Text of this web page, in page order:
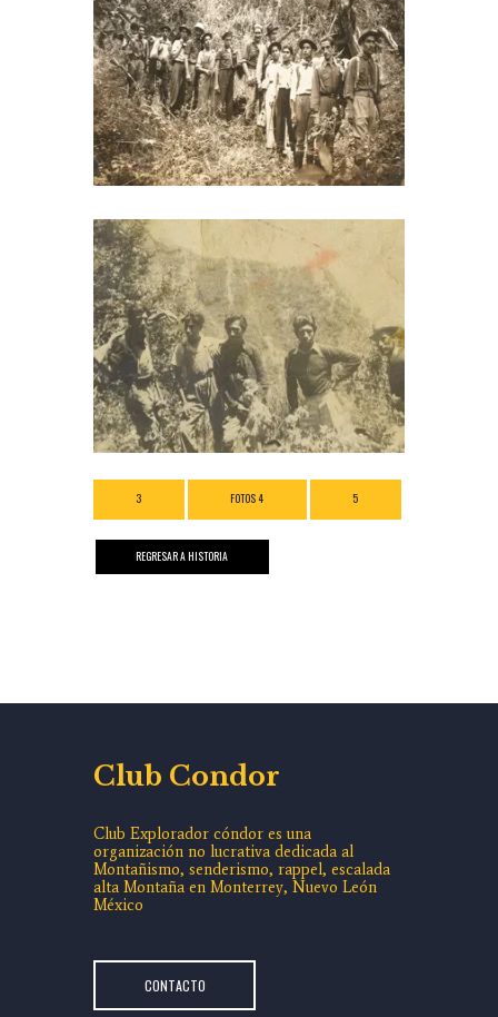
3 FOTOS 4 5
REGRESAR A HISTORIA
Club Condor
Club Explorador cóndor es una
organización no lucrativa dedicada al
Montañismo, senderismo, rappel, escalada
alta Montaña en Monterrey, Nuevo León
México
CONTACTO